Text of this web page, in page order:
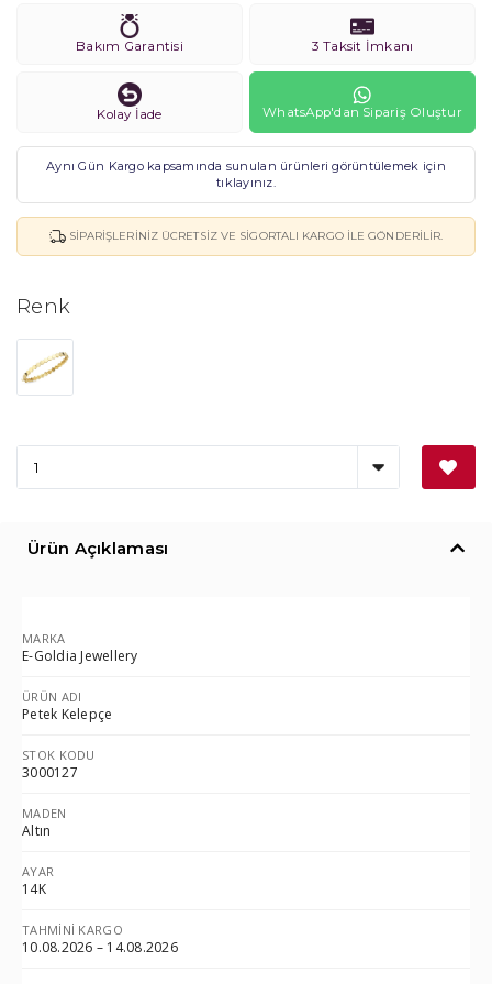
Bakım Garantisi 3 Taksit İmkanı
Kolay İade WhatsApp'dan Sipariş Oluştur
Aynı Gün Kargo kapsamında sunulan ürünleri görüntülemek için
tıklayınız.
SIPARIŞLERINIZ ÜCRETSIZ VE SIGORTALI KARGO ILE GÖNDERILIR.
Renk
Ürün Açıklaması
MARKA
E-Goldia Jewellery
ÜRÜN ADI
Petek Kelepçe
STOK KODU
3000127
MADEN
Altın
AYAR
14K
TAHMINI KARGO
10.08.2026 – 14.08.2026